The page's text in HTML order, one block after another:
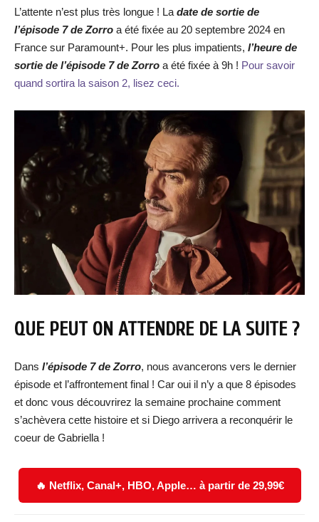
L’attente n’est plus très longue ! La date de sortie de
l’épisode 7 de Zorro a été fixée au 20 septembre 2024 en
France sur Paramount+. Pour les plus impatients, l’heure de
sortie de l’épisode 7 de Zorro a été fixée à 9h ! Pour savoir
quand sortira la saison 2, lisez ceci.
QUE PEUT ON ATTENDRE DE LA SUITE ?
Dans l’épisode 7 de Zorro, nous avancerons vers le dernier
épisode et l’affrontement final ! Car oui il n’y a que 8 épisodes
et donc vous découvrirez la semaine prochaine comment
s’achèvera cette histoire et si Diego arrivera a reconquérir le
coeur de Gabriella !
🔥 Netflix, Canal+, HBO, Apple… à partir de 29,99€